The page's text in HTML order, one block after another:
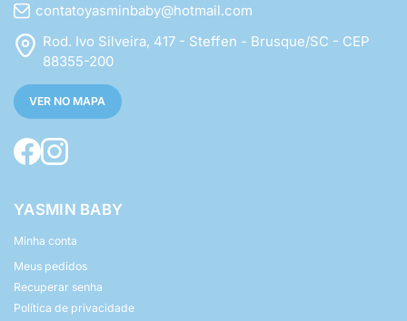
contatoyasminbaby@hotmail.com
Rod. Ivo Silveira, 417 - Steffen - Brusque/SC - CEP
88355-200
VER NO MAPA
YASMIN BABY
Minha conta
Meus pedidos
Recuperar senha
Política de privacidade